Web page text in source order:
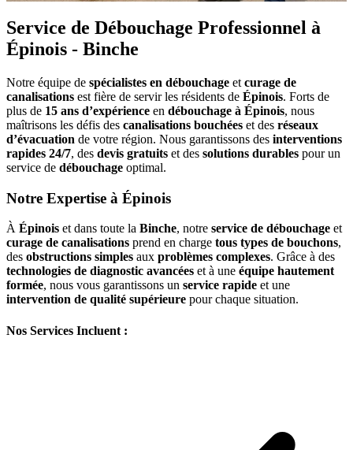
Service de Débouchage Professionnel à
Épinois - Binche
Notre équipe de spécialistes en débouchage et curage de
canalisations est fière de servir les résidents de Épinois. Forts de
plus de 15 ans d’expérience en débouchage à Épinois, nous
maîtrisons les défis des canalisations bouchées et des réseaux
d’évacuation de votre région. Nous garantissons des interventions
rapides 24/7, des devis gratuits et des solutions durables pour un
service de débouchage optimal.
Notre Expertise à Épinois
À Épinois et dans toute la Binche, notre service de débouchage et
curage de canalisations prend en charge tous types de bouchons,
des obstructions simples aux problèmes complexes. Grâce à des
technologies de diagnostic avancées et à une équipe hautement
formée, nous vous garantissons un service rapide et une
intervention de qualité supérieure pour chaque situation.
Nos Services Incluent :